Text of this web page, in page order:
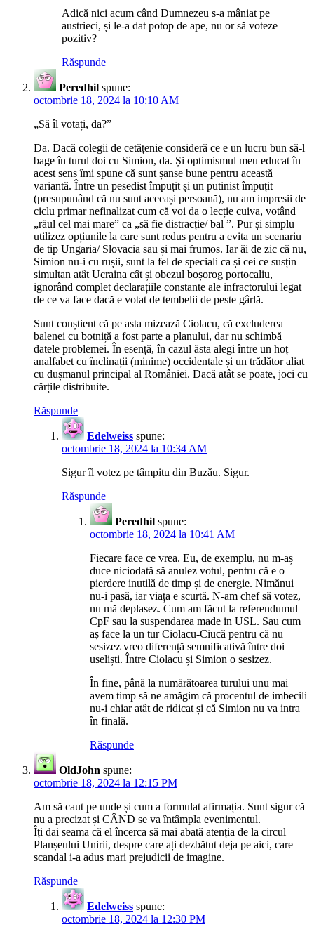
Adică nici acum când Dumnezeu s-a mâniat pe
austrieci, și le-a dat potop de ape, nu or să voteze
pozitiv?
Răspunde
Peredhil spune:
octombrie 18, 2024 la 10:10 AM
„Să îl votați, da?”
Da. Dacă colegii de cetățenie consideră ce e un lucru bun să-l
bage în turul doi cu Simion, da. Și optimismul meu educat în
acest sens îmi spune că sunt șanse bune pentru această
variantă. Între un pesedist împuțit și un putinist împuțit
(presupunând că nu sunt aceeași persoană), nu am impresii de
ciclu primar nefinalizat cum că voi da o lecție cuiva, votând
„răul cel mai mare” ca „să fie distracție/ bal ”. Pur și simplu
utilizez opțiunile la care sunt redus pentru a evita un scenariu
de tip Ungaria/ Slovacia sau și mai frumos. Iar ăi de zic că nu,
Simion nu-i cu rușii, sunt la fel de speciali ca și cei ce susțin
simultan atât Ucraina cât și obezul boșorog portocaliu,
ignorând complet declarațiile constante ale infractorului legat
de ce va face dacă e votat de tembelii de peste gârlă.
Sunt conștient că pe asta mizează Ciolacu, că excluderea
balenei cu botniță a fost parte a planului, dar nu schimbă
datele problemei. În esență, în cazul ăsta alegi între un hoț
analfabet cu înclinații (minime) occidentale și un trădător aliat
cu dușmanul principal al României. Dacă atât se poate, joci cu
cărțile distribuite.
Răspunde
Edelweiss spune:
octombrie 18, 2024 la 10:34 AM
Sigur îl votez pe tâmpitu din Buzău. Sigur.
Răspunde
Peredhil spune:
octombrie 18, 2024 la 10:41 AM
Fiecare face ce vrea. Eu, de exemplu, nu m-aș
duce niciodată să anulez votul, pentru că e o
pierdere inutilă de timp și de energie. Nimănui
nu-i pasă, iar viața e scurtă. N-am chef să votez,
nu mă deplasez. Cum am făcut la referendumul
CpF sau la suspendarea made in USL. Sau cum
aș face la un tur Ciolacu-Ciucă pentru că nu
sesizez vreo diferență semnificativă între doi
useliști. Între Ciolacu și Simion o sesizez.
În fine, până la numărătoarea turului unu mai
avem timp să ne amăgim că procentul de imbecili
nu-i chiar atât de ridicat și că Simion nu va intra
în finală.
Răspunde
OldJohn spune:
octombrie 18, 2024 la 12:15 PM
Am să caut pe unde și cum a formulat afirmația. Sunt sigur că
nu a precizat și CÂND se va întâmpla evenimentul.
Îți dai seama că el încerca să mai abată atenția de la circul
Planșeului Unirii, despre care ați dezbătut deja pe aici, care
scandal i-a adus mari prejudicii de imagine.
Răspunde
Edelweiss spune:
octombrie 18, 2024 la 12:30 PM